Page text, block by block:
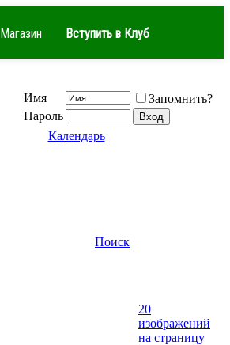
Магазин Вступить в Клуб
Имя
Запомнить?
Пароль
Календарь
Поиск
20
изображений
на страницу